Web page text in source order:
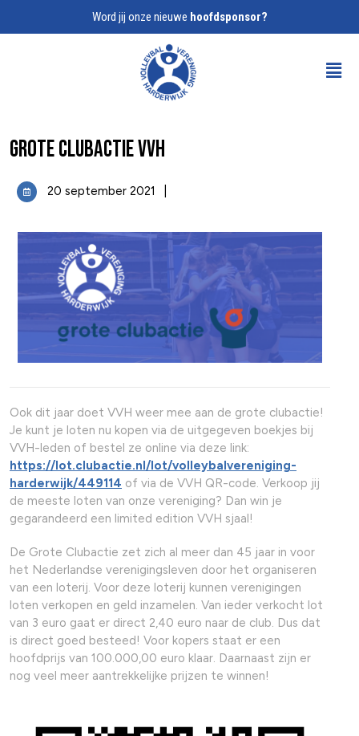
Word jij onze nieuwe hoofdsponsor?
Grote Clubactie VVH
20 september 2021
Ook dit jaar doet VVH weer mee aan de grote clubactie!
Je kunt je loten nu kopen via de uitgegeven boekjes bij
VVH-leden of bestel ze online via deze link:
https://lot.clubactie.nl/lot/volleybalvereniging-
harderwijk/449114 of via de VVH QR-code. Verkoop jij
de meeste loten van onze vereniging? Dan win je
gegarandeerd een limited edition VVH sjaal!
De Grote Clubactie zet zich al meer dan 45 jaar in voor
het Nederlandse verenigingsleven door het organiseren
van een loterij. Voor deze loterij kunnen verenigingen
loten verkopen en geld inzamelen. Van ieder verkocht lot
van 3 euro gaat er direct 2,40 euro naar de club. Dus dat
is direct goed besteed! Voor kopers staat er een
hoofdprijs van 100.000,00 euro klaar. Daarnaast zijn er
nog veel meer aantrekkelijke prijzen te winnen!